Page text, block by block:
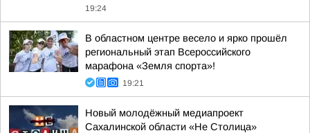
19:24
В областном центре весело и ярко прошёл
региональный этап Всероссийского
марафона «Земля спорта»!
19:21
Новый молодёжный медиапроект
Сахалинской области «Не Столица»